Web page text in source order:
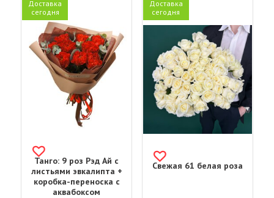
Доставка
сегодня
Танго: 9 роз Рэд Ай с
листьями эвкалипта +
коробка-переноска с
аквабоксом
Доставка
сегодня
Свежая 61 белая роза